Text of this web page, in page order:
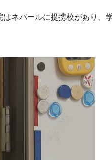
ネパールに提携校があり、